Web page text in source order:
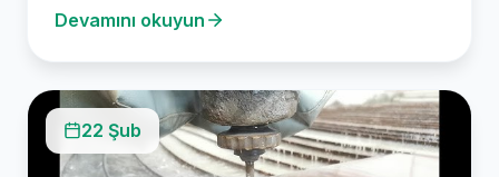
jeti makinelerimiz…
Devamını okuyun
22 Şub